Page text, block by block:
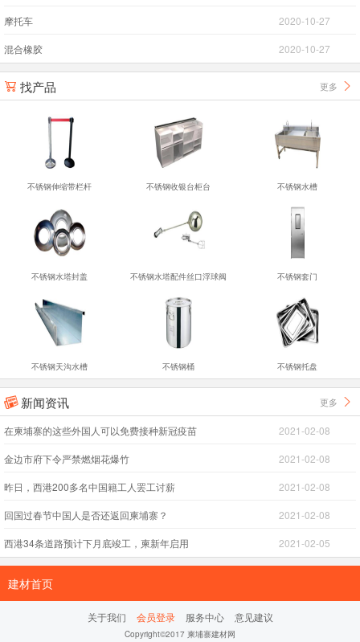
摩托车 2020-10-27
混合橡胶 2020-10-27
 找产品 更多 
不锈钢伸缩带栏杆 不锈钢收银台柜台 不锈钢水槽
不锈钢水塔封盖 不锈钢水塔配件丝口浮球阀 不锈钢套门
不锈钢天沟水槽 不锈钢桶 不锈钢托盘
 新闻资讯 更多 
在柬埔寨的这些外国人可以免费接种新冠疫苗 2021-02-08
金边市府下令严禁燃烟花爆竹 2021-02-08
昨日，西港200多名中国籍工人罢工讨薪 2021-02-08
回国过春节中国人是否还返回柬埔寨？ 2021-02-08
西港34条道路预计下月底竣工，柬新年启用 2021-02-05
建材首页
关于我们 会员登录 服务中心 意见建议
Copyright©2017 柬埔寨建材网